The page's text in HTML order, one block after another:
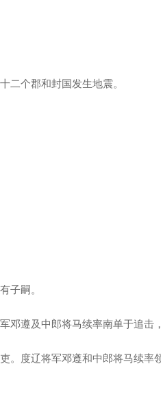
个郡和封国发生地震。
子嗣。
遵及中郎将马续率南单于追击，
度辽将军邓遵和中郎将马续率